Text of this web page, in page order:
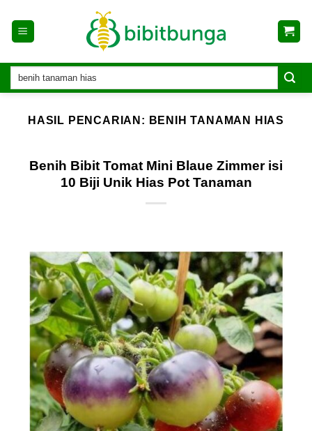
content
HASIL PENCARIAN: BENIH TANAMAN HIAS
Benih Bibit Tomat Mini Blaue Zimmer isi
10 Biji Unik Hias Pot Tanaman